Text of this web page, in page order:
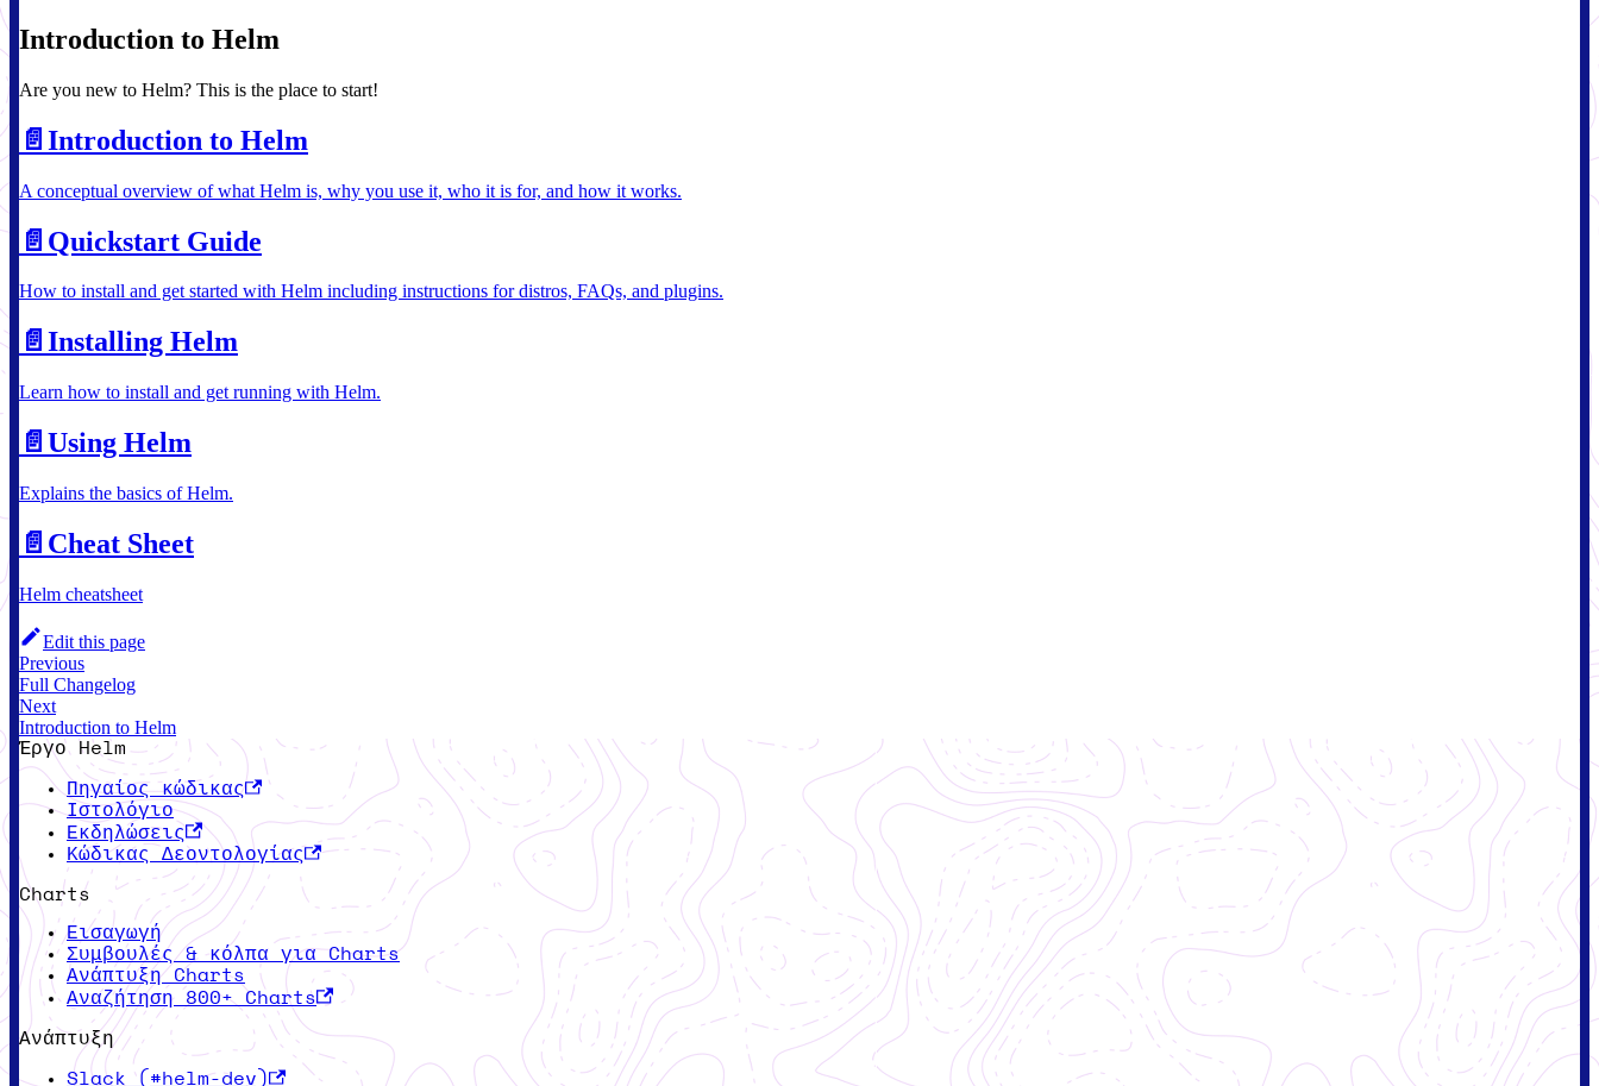
Introduction to Helm
Are you new to Helm? This is the place to start!
📄️ Introduction to Helm
A conceptual overview of what Helm is, why you use it, who it is for, and how it works.
📄️ Quickstart Guide
How to install and get started with Helm including instructions for distros, FAQs, and plugins.
📄️ Installing Helm
Learn how to install and get running with Helm.
📄️ Using Helm
Explains the basics of Helm.
📄️ Cheat Sheet
Helm cheatsheet
Edit this page
Previous
Full Changelog
Next
Introduction to Helm
Έργο Helm
Πηγαίος κώδικας
Ιστολόγιο
Εκδηλώσεις
Κώδικας Δεοντολογίας
Charts
Εισαγωγή
Συμβουλές & κόλπα για Charts
Ανάπτυξη Charts
Αναζήτηση 800+ Charts
Ανάπτυξη
Slack (#helm-dev)